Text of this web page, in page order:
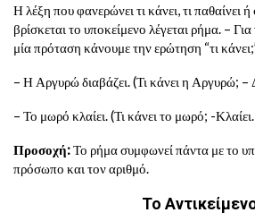
Η λέξη που φανερώνει τι κάνει, τι παθαίνει
βρίσκεται το υποκείμενο λέγεται ρήμα. –
μία πρόταση κάνουμε την ερώτηση “τι
– Η Αργυρώ διαβάζει. (Τι κάνει η Αργυρώ; –
– Το μωρό κλαίει. (Τι κάνει το μωρό; -
Προσοχή:Το ρήμα συμφωνεί πάντα με το
πρόσωπο και τον αριθμό.
Το